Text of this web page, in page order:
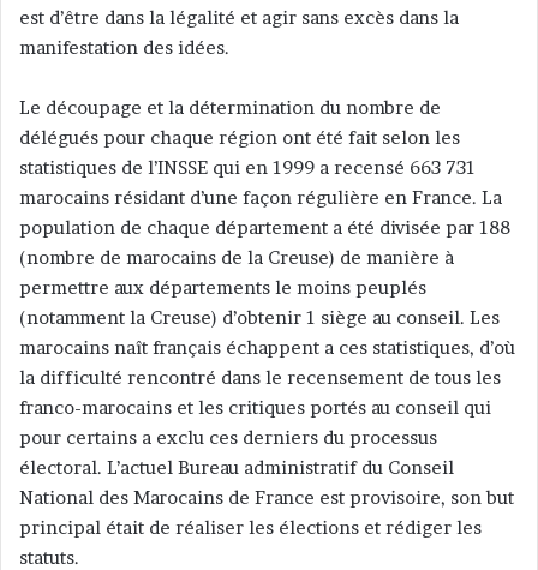
est d’être dans la légalité et agir sans excès dans la
manifestation des idées.
Le découpage et la détermination du nombre de
délégués pour chaque région ont été fait selon les
statistiques de l’INSSE qui en 1999 a recensé 663 731
marocains résidant d’une façon régulière en France. La
population de chaque département a été divisée par 188
(nombre de marocains de la Creuse) de manière à
permettre aux départements le moins peuplés
(notamment la Creuse) d’obtenir 1 siège au conseil. Les
marocains naît français échappent a ces statistiques, d’où
la difficulté rencontré dans le recensement de tous les
franco-marocains et les critiques portés au conseil qui
pour certains a exclu ces derniers du processus
électoral. L’actuel Bureau administratif du Conseil
National des Marocains de France est provisoire, son but
principal était de réaliser les élections et rédiger les
statuts.